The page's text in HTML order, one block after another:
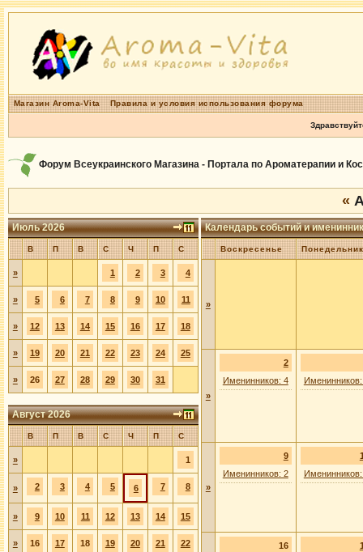
Магазин Aroma-Vita Правила и условия использования форума
Форум Всеукраинского Магазина - Портала по Ароматерапии и
«
Июль 2026
В П В С Ч П С
» 1 2 3 4
» 5 6 7 8 9 10 11
» 12 13 14 15 16 17 18
» 19 20 21 22 23 24 25
» 26 27 28 29 30 31
Август 2026
В П В С Ч П С
» 1
» 2 3 4 5 6 7 8
» 9 10 11 12 13 14 15
» 16 17 18 19 20 21 22
Календарь событий и
Воскресенье Понедельник
»
»
2
Именинников: 4
»
9
Именинников: 2
16